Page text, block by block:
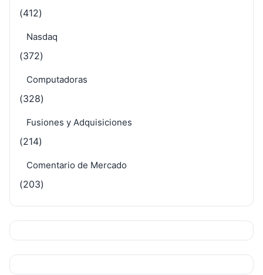
(412)
Nasdaq
(372)
Computadoras
(328)
Fusiones y Adquisiciones
(214)
Comentario de Mercado
(203)